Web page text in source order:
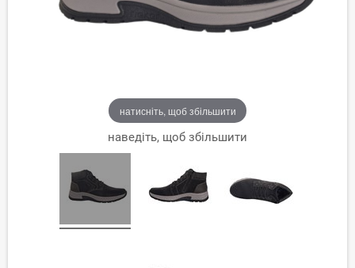
натисніть, щоб збільшити
наведіть, щоб збільшити